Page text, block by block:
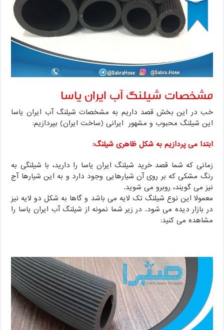
مشخصات شیلنگ آب ایران یاسا
خب در این بخش قصد داریم به مشخصات شیلنگ آب ایران یاسا
این شیلنگ محبوب و مشهور ایرانی (ساخت ایران) بپردازیم:
ابتدا می پردازیم به شکل ظاهری شیلنگ:
زمانی که شما قصد خرید شیلنگ ایران یاسا را دارید، با شیلنگی به
رنگ مشکی که بر روی آن شیارهایی وجود دارد و به این شیارها آج
نیز می گویند، روبرو می شوید.
معمولا این نوع شیلنگ تک لایه می باشد و گاها به شکل دو لایه نیز
در بازار دیده می شود. در زیر شما نمونه از شیلنگ آب ایران یاسا را
مشاهده می کنید: